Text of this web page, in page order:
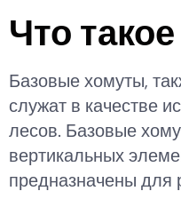
Что
Базовые хомуты,
служат в качестве
лесов. Базовые
вертикальных
предназначены для